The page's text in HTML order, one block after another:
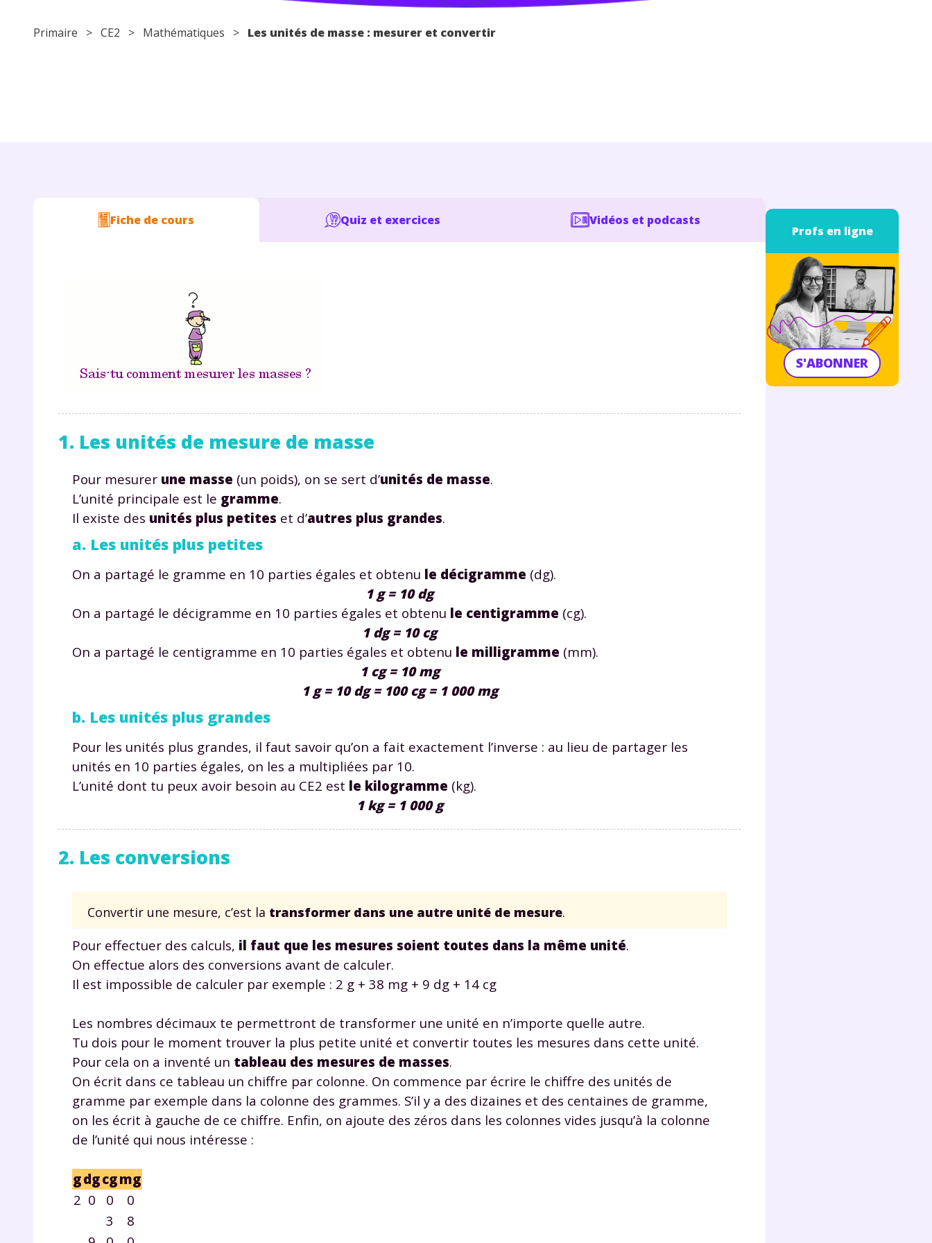
Primaire > CE2 > Mathématiques > Les unités de masse : mesurer et convertir
Fiche de cours Quiz et exercices Vidéos et podcasts
1. Les unités de mesure de masse
Pour mesurer une masse (un poids), on se sert d’unités de masse.
L’unité principale est le gramme.
Il existe des unités plus petites et d’autres plus grandes.
a. Les unités plus petites
On a partagé le gramme en 10 parties égales et obtenu le décigramme (dg).
1 g = 10 dg
On a partagé le décigramme en 10 parties égales et obtenu le centigramme (cg).
1 dg = 10 cg
On a partagé le centigramme en 10 parties égales et obtenu le milligramme (mm).
1 cg = 10 mg
1 g = 10 dg = 100 cg = 1 000 mg
b. Les unités plus grandes
Pour les unités plus grandes, il faut savoir qu’on a fait exactement l’inverse : au lieu de partager les
unités en 10 parties égales, on les a multipliées par 10.
L’unité dont tu peux avoir besoin au CE2 est le kilogramme (kg).
1 kg = 1 000 g
2. Les conversions
Convertir une mesure, c’est la transformer dans une autre unité de mesure.
Pour effectuer des calculs, il faut que les mesures soient toutes dans la même unité.
On effectue alors des conversions avant de calculer.
Il est impossible de calculer par exemple : 2 g + 38 mg + 9 dg + 14 cg
Les nombres décimaux te permettront de transformer une unité en n’importe quelle autre.
Tu dois pour le moment trouver la plus petite unité et convertir toutes les mesures dans cette unité.
Pour cela on a inventé un tableau des mesures de masses.
On écrit dans ce tableau un chiffre par colonne. On commence par écrire le chiffre des unités de
gramme par exemple dans la colonne des grammes. S’il y a des dizaines et des centaines de gramme,
on les écrit à gauche de ce chiffre. Enfin, on ajoute des zéros dans les colonnes vides jusqu’à la colonne
de l’unité qui nous intéresse :
gdgcgmg
2 0 0
0
3
8
Profs en ligne
S'ABONNER
Envie de progresser et de
réussir votre année scolaire ?